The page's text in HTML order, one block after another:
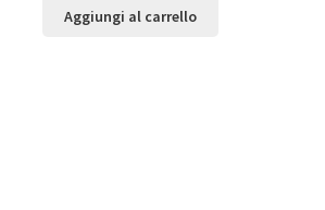
Aggiungi al carrello